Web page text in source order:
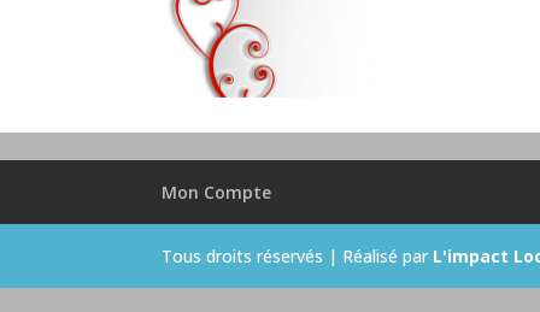
Mon Compte
Tous droits réservés | Réalisé par L'impact